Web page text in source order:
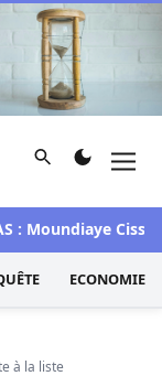
et d'investigation
Rechercher
Cissé
ECONOMIE
à la liste